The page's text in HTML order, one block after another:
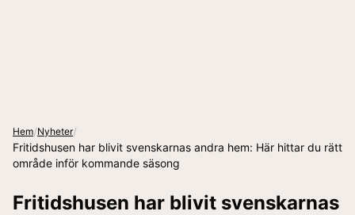
Hem/Nyheter/
Fritidshusen har blivit svenskarnas andra hem: Här hittar du rätt
område inför kommande säsong
Fritidshusen har blivit svenskarnas